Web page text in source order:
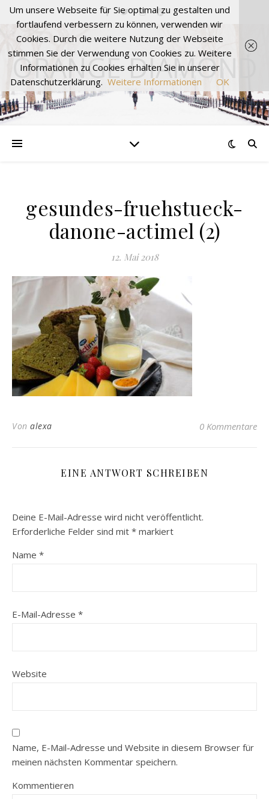
ORANGE DIAMOND
gesundes-fruehstueck-
danone-actimel (2)
12. Mai 2018
Von alexa 0 Kommentare
EINE ANTWORT SCHREIBEN
Deine E-Mail-Adresse wird nicht veröffentlicht.
Erforderliche Felder sind mit * markiert
Name *
E-Mail-Adresse *
Website
Name, E-Mail-Adresse und Website in diesem Browser für
meinen nächsten Kommentar speichern.
Kommentieren
Um unsere Webseite für Sie optimal zu gestalten und
fortlaufend verbessern zu können, verwenden wir
Cookies. Durch die weitere Nutzung der Webseite
stimmen Sie der Verwendung von Cookies zu. Weitere
Informationen zu Cookies erhalten Sie in unserer
Datenschutzerklärung. Weitere Informationen OK